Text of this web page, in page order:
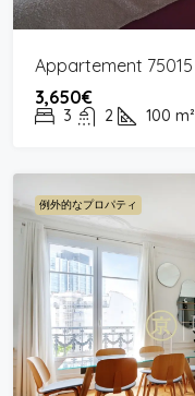
Appartement 75015
3,650€
3 2 100 m²
例外的なプロパティ